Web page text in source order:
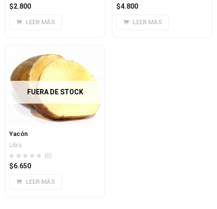
$2.800
LEER MÁS
$4.800
LEER MÁS
FUERA DE STOCK
Yacón
Libra
(0)
$6.650
LEER MÁS